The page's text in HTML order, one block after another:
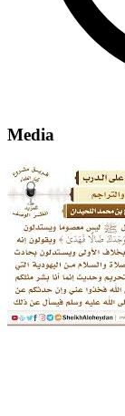
Media